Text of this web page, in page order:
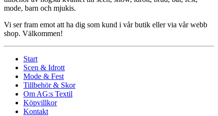
mode, barn och mjukis.
Vi ser fram emot att ha dig som kund i vår butik eller via vår webb
shop. Välkommen!
Start
Scen & Idrott
Mode & Fest
Tillbehör & Skor
Om AG:s Textil
Köpvillkor
Kontakt